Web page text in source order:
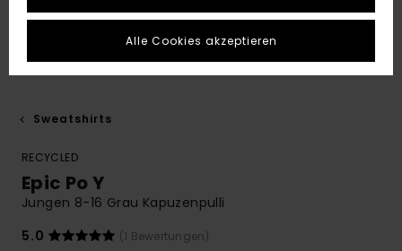
Sweatshirts
RECYCLED
Epic Po Y
Jungen 8-16 Grau Kapuzenpulli
5.0
(1 Bewertungen)
Alle Cookies akzeptieren